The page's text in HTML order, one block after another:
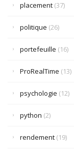
placement (37)
politique (26)
portefeuille (16)
ProRealTime (13)
psychologie (12)
python (2)
rendement (19)